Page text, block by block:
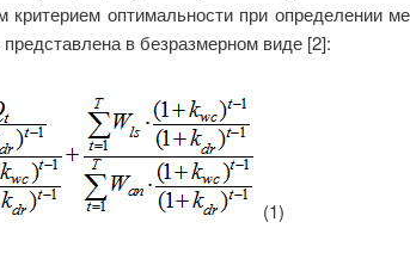
критерием оптимальности при определении
в безразмерном виде [2]:
(1)